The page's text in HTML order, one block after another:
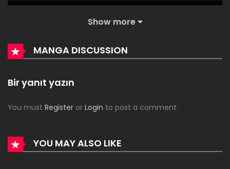
16 Aralık 2023
16 Aralık 2023
Show more
MANGA DISCUSSION
Bir yanıt yazın
You must Register or Login to post a comment.
YOU MAY ALSO LIKE